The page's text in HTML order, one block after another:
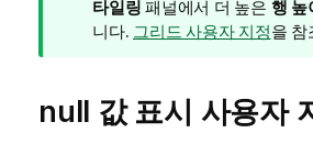
모
타일링 패널에서 더 높은 행 높
니다. 그리드 사용자 지정을 참
null 값 표시 사용자